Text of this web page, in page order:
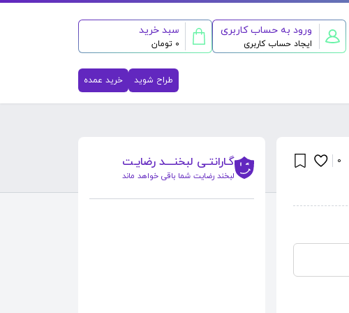
ورود به حساب کاربری
ایجاد حساب کاربری
سبد خرید
0 تومان
طراح شوید خرید عمده
0 گـارانتـی لبخنــــد رضایـت
لبخند رضایت شما باقی خواهد ماند